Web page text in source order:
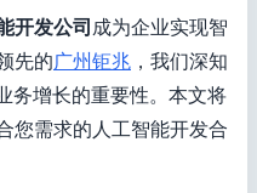
开发公司 成为企业实现智
先的广州钜兆 ，我们深知
务增长的重要性。本文将
您需求的人工智能开发合